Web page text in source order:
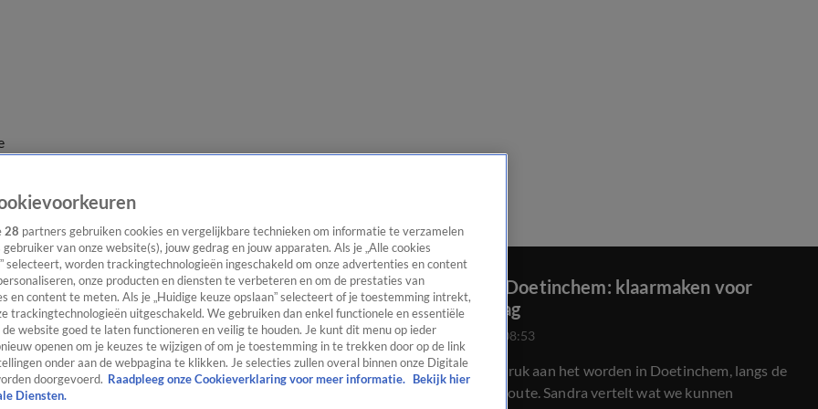
Sandra in Doetinchem: klaarmaken voor
Koningsdag
26 apr 2025, 08:53
Het is nu al druk aan het worden in Doetinchem, langs de
Koningsdagroute. Sandra vertelt wat we kunnen
28 partners gebruiken cookies en vergelijkbare technieken om informatie te verzamelen
gebruiker van onze website(s), jouw gedrag en jouw apparaten. Als je „Alle cookies
selecteert, worden trackingtechnologieën ingeschakeld om onze advertenties en content
onze producten en diensten te verbeteren en om de prestaties van
en content te meten. Als je „Huidige keuze opslaan” selecteert of je toestemming intrekt,
trackingtechnologieën uitgeschakeld. We gebruiken dan enkel functionele en essentiële
de website goed te laten functioneren en veilig te houden. Je kunt dit menu op ieder
openen om je keuzes te wijzigen of om je toestemming in te trekken door op de link
onder aan de webpagina te klikken. Je selecties zullen overal binnen onze Digitale
doorgevoerd. Raadpleeg onze Cookieverklaring voor meer informatie.
Bekijk hier
Diensten.